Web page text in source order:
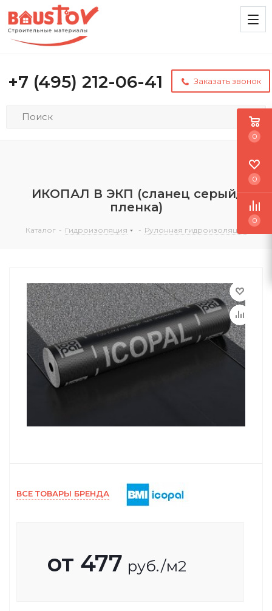
+7 (495) 212-06-41 Заказать звонок
ИКОПАЛ В ЭКП (сланец серый/
пленка)
Каталог - Гидроизоляция - Рулонная гидроизоляция
ВСЕ ТОВАРЫ БРЕНДА
от 477 руб./м2
0
0
0